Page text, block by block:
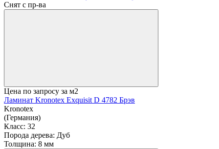
Снят с пр-ва
Цена по запросу за м2
Ламинат Kronotex Exquisit D 4782 Брэв
Kronotex
(Германия)
Класс: 32
Порода дерева: Дуб
Толщина: 8 мм